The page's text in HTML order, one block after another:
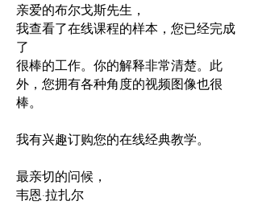
亲爱的布尔戈斯先生，
我查看了在线课程的样本，您已经完成
了
很棒的工作。你的解释非常清楚。此
外，您拥有各种角度的视频图像也很
棒。
我有兴趣订购您的在线经典教学。
最亲切的问候，
韦恩·拉扎尔